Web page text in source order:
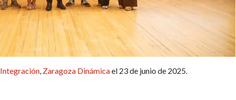
Integración Zaragoza Dinámicael 23 de junio de 2025.